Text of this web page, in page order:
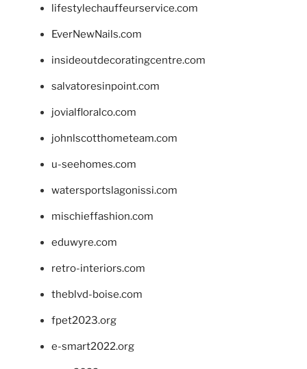
lifestylechauffeurservice.com
EverNewNails.com
insideoutdecoratingcentre.com
salvatoresinpoint.com
jovialfloralco.com
johnlscotthometeam.com
u-seehomes.com
watersportslagonissi.com
mischieffashion.com
eduwyre.com
retro-interiors.com
theblvd-boise.com
fpet2023.org
e-smart2022.org